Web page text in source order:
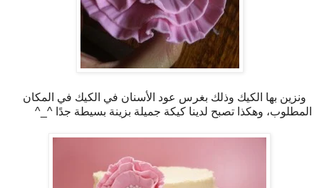
ونزين بها الكيك وذلك بغرس عود الأسنان في الكيك في المكان
المطلوب، وهكذا تصبح لدينا كيكة جميلة بزينة بسيطة جدًا ^_^